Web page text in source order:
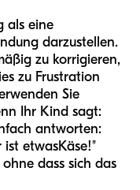
als eine
darzustellen.
zu korrigieren,
zu Frustration
Sie
Ihr Kind sagt:
antworten:
ist etwasKäse!"
dass sich das